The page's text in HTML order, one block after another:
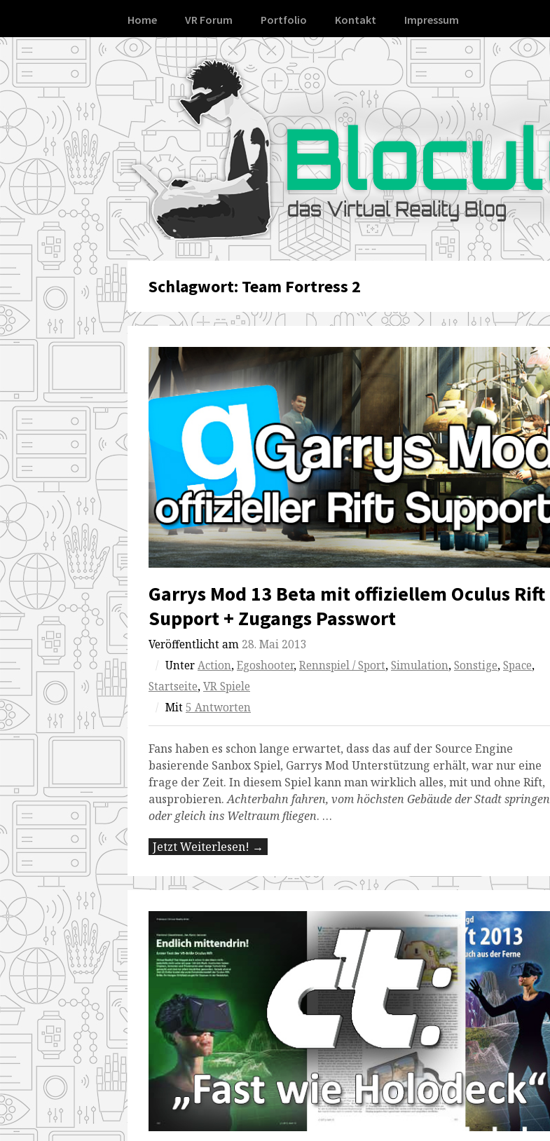
content
Home VR Forum Portfolio Kontakt Impressum
Schlagwort: Team Fortress 2
Garrys Mod 13 Beta mit offiziellem Oculus Rift
Support + Zugangs Passwort
Veröffentlicht am 28. Mai 2013
/ UnterAction,Egoshooter,Rennspiel / Sport,Simulation,Sonstige,Space,
Startseite,VR Spiele
/ Mit5 Antworten
Fans haben es schon lange erwartet, dass das auf der Source Engine
basierende Sanbox Spiel, Garrys Mod Unterstützung erhält, war nur eine
frage der Zeit. In diesem Spiel kann man wirklich alles, mit und ohne Rift,
ausprobieren.Achterbahn fahren, vom höchsten Gebäude der Stadt springen
oder gleich ins Weltraum fliegen. …
Jetzt Weiterlesen! →